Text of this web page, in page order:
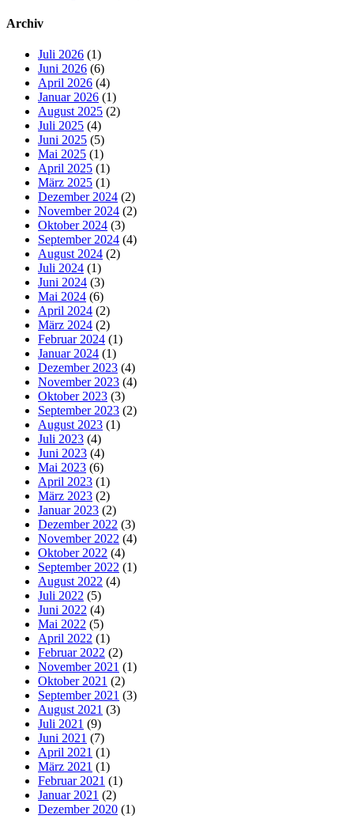
Archiv
Juli 2026 (1)
Juni 2026 (6)
April 2026 (4)
Januar 2026 (1)
August 2025 (2)
Juli 2025 (4)
Juni 2025 (5)
Mai 2025 (1)
April 2025 (1)
März 2025 (1)
Dezember 2024 (2)
November 2024 (2)
Oktober 2024 (3)
September 2024 (4)
August 2024 (2)
Juli 2024 (1)
Juni 2024 (3)
Mai 2024 (6)
April 2024 (2)
März 2024 (2)
Februar 2024 (1)
Januar 2024 (1)
Dezember 2023 (4)
November 2023 (4)
Oktober 2023 (3)
September 2023 (2)
August 2023 (1)
Juli 2023 (4)
Juni 2023 (4)
Mai 2023 (6)
April 2023 (1)
März 2023 (2)
Januar 2023 (2)
Dezember 2022 (3)
November 2022 (4)
Oktober 2022 (4)
September 2022 (1)
August 2022 (4)
Juli 2022 (5)
Juni 2022 (4)
Mai 2022 (5)
April 2022 (1)
Februar 2022 (2)
November 2021 (1)
Oktober 2021 (2)
September 2021 (3)
August 2021 (3)
Juli 2021 (9)
Juni 2021 (7)
April 2021 (1)
März 2021 (1)
Februar 2021 (1)
Januar 2021 (2)
Dezember 2020 (1)